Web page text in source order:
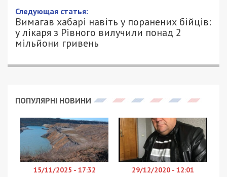
Следующая статья:
Вимагав хабарі навіть у поранених бійців:
у лікаря з Рівного вилучили понад 2
мільйони гривень
ПОПУЛЯРНІ НОВИНИ
15/11/2025 - 17:32 29/12/2020 - 12:01